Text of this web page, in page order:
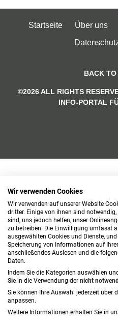
Startseite Über uns
BACK TO
©2026 ALL RIGHTS
INFO-PORTAL
Wir verwenden Cookies
Wir verwenden auf unserer Website
dritter. Einige von ihnen sind
sind, uns jedoch helfen, unser
zu betreiben. Die Einwilligung umfasst
ausgewählten Cookies und Dienste,
Speicherung von Informationen auf
anschließendes Auslesen und die
Daten.
Indem Sie die Kategorien auswählen
Sie in die Verwendung der nicht
Sie können Ihre Auswahl jederzeit über
anpassen.
Weitere Informationen erhalten Sie in